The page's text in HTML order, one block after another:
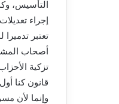
التأسيس،
إجراء
تعتبر
أصحاب
تزكية
قانون كنا
وإنما لأن